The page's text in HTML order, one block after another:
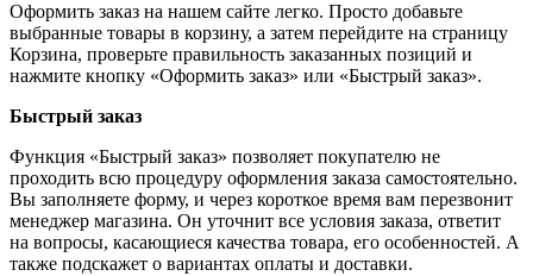
Оформить заказ на нашем сайте легко. Просто добавьте
выбранные товары в корзину, а затем перейдите на страницу
Корзина, проверьте правильность заказанных позиций и
нажмите кнопку «Оформить заказ» или «Быстрый заказ».
Быстрый заказ
Функция «Быстрый заказ» позволяет покупателю не
проходить всю процедуру оформления заказа самостоятельно.
Вы заполняете форму, и через короткое время вам перезвонит
менеджер магазина. Он уточнит все условия заказа, ответит
на вопросы, касающиеся качества товара, его особенностей. А
также подскажет о вариантах оплаты и доставки.